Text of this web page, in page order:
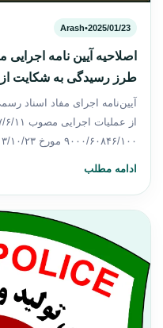
2025/01/23
•
Arash
اصلاحیه آیین نامه اجرایی
طرز رسیدگی به شکایت از
آیین‌نامه اجرای مفاد اسناد
۹۰۰۰/۶۰۸۴۶/۱۰۰ مورخ ۱۴۰۳/۱۰/۲۳…
ادامه مطلب